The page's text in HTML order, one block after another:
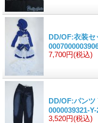
DD/OF:衣装セ
7,700円(税込)
DD/OF:パンツ
0000039321-
3,520円(税込)